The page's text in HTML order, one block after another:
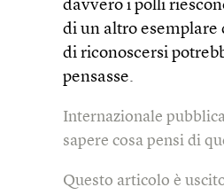
davvero i polli
di un altro esemplare
di riconoscersi
pensasse.
Internazionale
sapere cosa pensi di
Questo articolo è